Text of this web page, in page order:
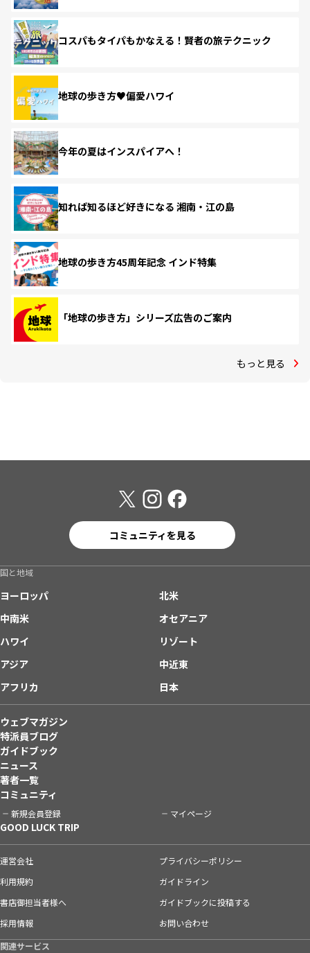
コスパもタイパもかなえる！賢者の旅テクニック
地球の歩き方♥偏愛ハワイ
今年の夏はインスパイアへ！
知れば知るほど好きになる 湘南・江の島
地球の歩き方45周年記念 インド特集
「地球の歩き方」シリーズ広告のご案内
もっと見る
コミュニティを見る
国と地域
ヨーロッパ
北米
中南米
オセアニア
ハワイ
リゾート
アジア
中近東
アフリカ
日本
ウェブマガジン
特派員ブログ
ガイドブック
ニュース
著者一覧
コミュニティ
新規会員登録 マイページ
GOOD LUCK TRIP
運営会社
プライバシーポリシー
利用規約
ガイドライン
書店御担当者様へ
ガイドブックに投稿する
採用情報
お問い合わせ
関連サービス